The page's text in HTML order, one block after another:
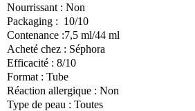
Nourrissant : Non
Packaging : 10/10
Contenance :7,5 ml/44 ml
Acheté chez : Séphora
Efficacité : 8/10
Format : Tube
Réaction allergique : Non
Type de peau : Toutes